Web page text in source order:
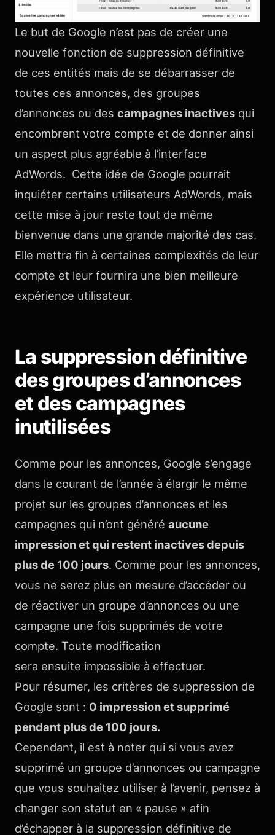
Le but de Google n’est pas de créer une
nouvelle fonction de suppression définitive
de ces entités mais de se débarrasser de
toutes ces annonces, des groupes
d’annonces ou des campagnes inactives qui
encombrent votre compte et de donner ainsi
un aspect plus agréable à l’interface
AdWords. Cette idée de Google pourrait
inquiéter certains utilisateurs AdWords, mais
cette mise à jour reste tout de même
bienvenue dans une grande majorité des cas.
Elle mettra fin à certaines complexités de leur
compte et leur fournira une bien meilleure
expérience utilisateur.
La suppression définitive
des groupes d’annonces
et des campagnes
inutilisées
Comme pour les annonces, Google s’engage
dans le courant de l’année à élargir le même
projet sur les groupes d’annonces et les
campagnes qui n’ont généré aucune
impression et qui restent inactives depuis
plus de 100 jours. Comme pour les annonces,
vous ne serez plus en mesure d’accéder ou
de réactiver un groupe d’annonces ou une
campagne une fois supprimés de votre
compte. Toute modification
sera ensuite impossible à effectuer.
Pour résumer, les critères de suppression de
Google sont : 0 impression et supprimé
pendant plus de 100 jours.
Cependant, il est à noter qui si vous avez
supprimé un groupe d’annonces ou campagne
que vous souhaitez utiliser à l’avenir, pensez à
changer son statut en « pause » afin
d’échapper à la suppression définitive de